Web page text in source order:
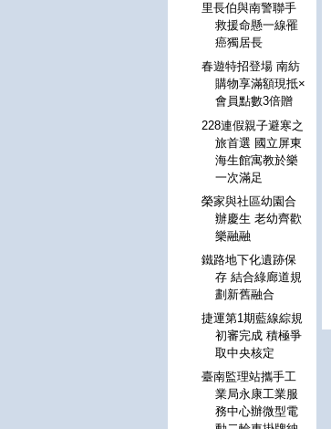
里長伯與南警聯手
救援命懸一線罹
癌獨居長
春遊特招登場 南紡
購物享滿額現抵×
會員點數3倍贈
228連假親子避寒之
旅首選 國立屏東
海生館寓教於樂
一次滿足
榮家與社區幼園合
辦慶生 老幼齊歡
樂融融
鐵路地下化遺跡保
存 結合綠廊道規
劃新舊融合
捷運第1期藍線綜規
初審完成 積極爭
取中央核定
臺南監理站攜手工
業局永康工業服
務中心辦微型電